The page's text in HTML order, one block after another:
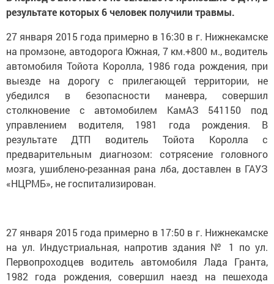
результате которых 6 человек получили травмы.
27 января 2015 года примерно в 16:30 в г. Нижнекамске
на промзоне, автодорога Южная, 7 км.+800 м., водитель
автомобиля Тойота Королла, 1986 года рождения, при
выезде на дорогу с прилегающей территории, не
убедился в безопасности маневра, совершил
столкновение с автомобилем КамАЗ 541150 под
управлением водителя, 1981 года рождения. В
результате ДТП водитель Тойота Королла с
предварительным диагнозом: сотрясение головного
мозга, ушиблено-резанная рана лба, доставлен в ГАУЗ
«НЦРМБ», не госпитализирован.
27 января 2015 года примерно в 17:50 в г. Нижнекамске
на ул. Индустриальная, напротив здания № 1 по ул.
Первопроходцев водитель автомобиля Лада Гранта,
1982 года рождения, совершил наезд на пешехода